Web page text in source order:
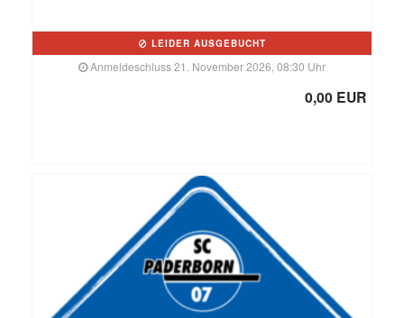
LEIDER AUSGEBUCHT
Anmeldeschluss 21. November 2026, 08:30 Uhr
0,00 EUR